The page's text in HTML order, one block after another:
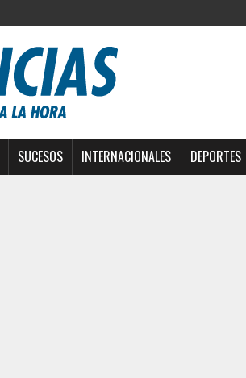
SUCESOS INTERNACIONALES DEPORTES